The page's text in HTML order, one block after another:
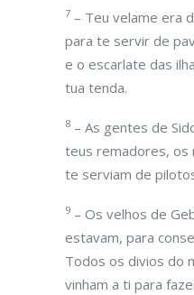
7 – Teu velame era
para te servir de
e o escarlate das
tua tenda.
8 – As gentes de
teus remadores, os
te serviam de
9 – Os velhos de
estavam, para
Todos os divios do
vinham a ti para